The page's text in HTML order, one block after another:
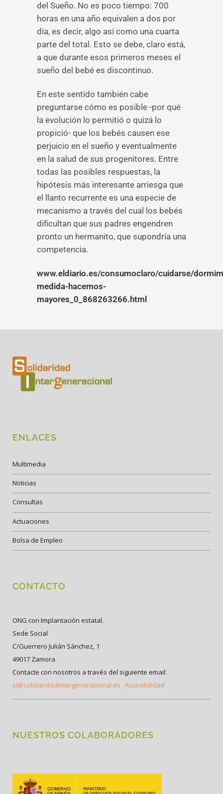
del Sueño. No es poco tiempo: 700
horas en una año equivalen a dos por
día, es decir, algo así como una cuarta
parte del total. Esto se debe, claro está,
a que durante esos primeros meses el
sueño del bebé es discontinuo.
En este sentido también cabe
preguntarse cómo es posible -por qué
la evolución lo permitió o quizá lo
propició- que los bebés causen ese
perjuicio en el sueño y eventualmente
en la salud de sus progenitores. Entre
todas las posibles respuestas, la
hipótesis más interesante arriesga que
el llanto recurrente es una especie de
mecanismo a través del cual los bebés
dificultan que sus padres engendren
pronto un hermanito, que supondría una
competencia.
www.eldiario.es/consumoclaro/cuidarse/
medida-hacemos-
mayores_0_868263266.html
ENLACES
Multimedia
Noticias
Consultas
Actuaciones
Bolsa de Empleo
CONTACTO
ONG con Implantación estatal.
Sede Social
C/Guerrero Julián Sánchez, 1
49017 Zamora
Contacte con nosotros a través del siguiente email:
si@solidaridadintergeneracional.es Accesibilidad
NUESTROS COLABORADORES